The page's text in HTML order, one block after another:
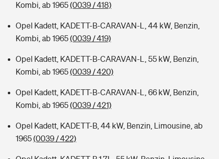
Kombi, ab 1965(0039 / 418)
Opel Kadett, KADETT-B-CARAVAN-L, 44 kW, Benzin,
Kombi, ab 1965(0039 / 419)
Opel Kadett, KADETT-B-CARAVAN-L, 55 kW, Benzin,
Kombi, ab 1965(0039 / 420)
Opel Kadett, KADETT-B-CARAVAN-L, 66 kW, Benzin,
Kombi, ab 1965(0039 / 421)
Opel Kadett, KADETT-B, 44 kW, Benzin, Limousine, ab
1965(0039 / 422)